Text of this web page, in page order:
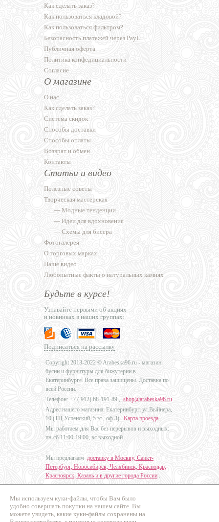
Мы используем куки-файлы, чтобы Вам было
удобно совершать покупки на нашем сайте. Вы
можете увидеть, какие куки-файлы сохранены на
Как сделать заказ?
Как пользоваться кладовой?
Как пользоваться фильтром?
Безопасность платежей через PayU
Публичная оферта
Политика конфедициальности
Согласие
О магазине
О нас
Как сделать заказ?
Система скидок
Способы доставки
Способы оплаты
Возврат и обмен
Контакты
Статьи и видео
Полезные советы
Творческая мастерская
— Модные тенденции
— Идеи для вдохновения
— Схемы для бисера
Фотогалерея
О торговых марках
Наше видео
Любопытные факты о натуральных камнях
Будьте в курсе!
Узнавайте первыми об акциях
и новинках в наших группах:
Подписаться на рассылку
Copyright 2013-2022 © Arabeska96.ru - магазин
бусин и фурнитуры для бижутерии в
Екатеринбурге. Все права защищены. Доставка по
всей России.
Телефон: +7 ( 912) 68-191-89 , shop@arabeska96.ru
Адрес нашего магазина: Екатеринбург, ул.Выйнера,
10 (ТЦ Успенский, 5 эт., оф.3). Карта проезда
Мы работаем для Вас без перерывов и выходных:
пн-сб 11:00-19:00, вс выходной
Мы предлагаем доставку в Москву, Санкт-
Петербург, Новосибирск, Челябинск, Краснодар,
Красноярск, Казань и в другие города России .
Дизайн - Наталья Мальцева
Продвижение сайтов